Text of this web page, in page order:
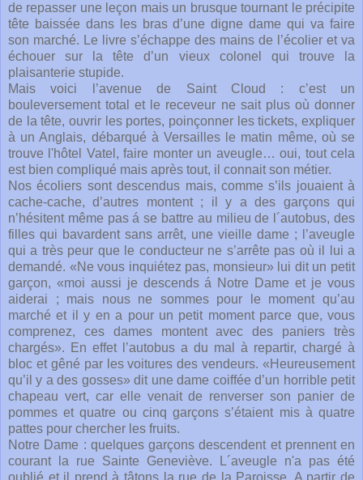
de repasser une leçon mais un brusque tournant le précipite
tête baissée dans les bras d’une digne dame qui va faire
son marché. Le livre s’échappe des mains de l’écolier et va
échouer sur la tête d’un vieux colonel qui trouve la
plaisanterie stupide.
Mais voici l’avenue de Saint Cloud : c’est un
bouleversement total et le receveur ne sait plus où donner
de la tête, ouvrir les portes, poinçonner les tickets, expliquer
à un Anglais, débarqué à Versailles le matin même, où se
trouve l'hôtel Vatel, faire monter un aveugle… oui, tout cela
est bien compliqué mais après tout, il connait son métier.
Nos écoliers sont descendus mais, comme s’ils jouaient à
cache-cache, d’autres montent ; il y a des garçons qui
n’hésitent même pas á se battre au milieu de l´autobus, des
filles qui bavardent sans arrêt, une vieille dame ; l’aveugle
qui a très peur que le conducteur ne s’arrête pas où il lui a
demandé. «Ne vous inquiétez pas, monsieur» lui dit un petit
garçon, «moi aussi je descends á Notre Dame et je vous
aiderai ; mais nous ne sommes pour le moment qu’au
marché et il y en a pour un petit moment parce que, vous
comprenez, ces dames montent avec des paniers très
chargés». En effet l’autobus a du mal à repartir, chargé à
bloc et gêné par les voitures des vendeurs. «Heureusement
qu’il y a des gosses» dit une dame coiffée d’un horrible petit
chapeau vert, car elle venait de renverser son panier de
pommes et quatre ou cinq garçons s’étaient mis à quatre
pattes pour chercher les fruits.
Notre Dame : quelques garçons descendent et prennent en
courant la rue Sainte Geneviève. L´aveugle n'a pas été
oublié et il prend à tâtons la rue de la Paroisse. A partir de